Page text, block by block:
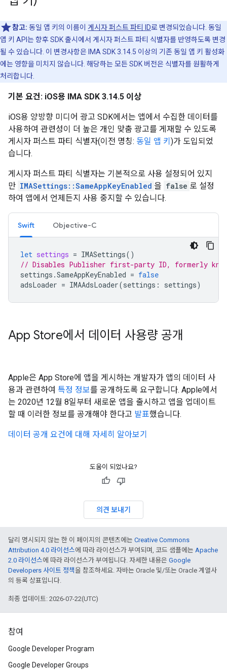
참고: 동일 앱 키의 이름이 게시자 퍼스트 파티 ID로 변경되었습니다. 동일
앱 키 API는 향후 SDK 출시에서 게시자 퍼스트 파티 식별자를 반영하도록 변경
될 수 있습니다. 이 변경사항은 IMA SDK 3.14.5 이상의 기존 동일 앱 키 활성화
에는 영향을 미치지 않습니다. 해당하는 모든 SDK 버전은 식별자를 원활하게
처리합니다.
기본 요건: iOS용 IMA SDK 3.14.5 이상
iOS용 양방향 미디어 광고 SDK에서는 앱에서 수집한 데이터를
사용하여 관련성이 더 높은 개인 맞춤 광고를 게재할 수 있도록
게시자 퍼스트 파티 식별자(이전 명칭: 동일 앱 키 )가 도입되었
습니다.
게시자 퍼스트 파티 식별자는 기본적으로 사용 설정되어 있지
만 IMASettings::SameAppKeyEnabled 을 false 로 설정
하여 앱에서 언제든지 사용 중지할 수 있습니다.
Swift Objective-C
let settings = IMASettings()
// Disables Publisher first-party ID, formerly
settings .SameAppKeyEnabled = false
adsLoader = IMAAdsLoader(settings : settings)
App Store에서 데이터 사용량 공개
Apple은 App Store에 앱을 게시하는 개발자가 앱의 데이터 사
용과 관련하여 특정 정보를 공개하도록 요구합니다. Apple에서
는 2020년 12월 8일부터 새로운 앱을 출시하고 앱을 업데이트
할 때 이러한 정보를 공개해야 한다고 발표했습니다.
데이터 공개 요건에 대해 자세히 알아보기
도움이 되었나요?
의견 보내기
달리 명시되지 않는 한 이 페이지의 콘텐츠에는 Creative Commons
Attribution 4.0 라이선스에 따라 라이선스가 부여되며, 코드 샘플에는 Apache
2.0 라이선스에 따라 라이선스가 부여됩니다. 자세한 내용은 Google
Developers 사이트 정책을 참조하세요. 자바는 Oracle 및/또는 Oracle 계열사
의 등록 상표입니다.
최종 업데이트: 2026-07-22(UTC)
참여
Google Developer Program
Google Developer Groups